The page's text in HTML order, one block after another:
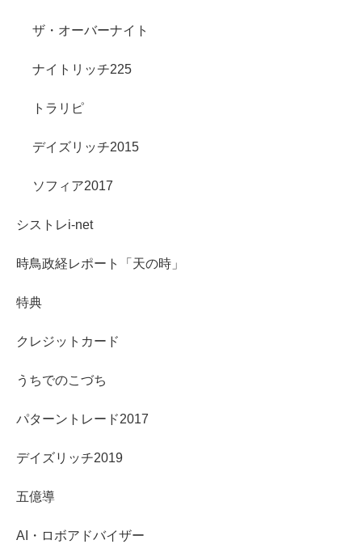
ザ・オーバーナイト
ナイトリッチ225
トラリピ
デイズリッチ2015
ソフィア2017
シストレi-net
時鳥政経レポート「天の時」
特典
クレジットカード
うちでのこづち
パターントレード2017
デイズリッチ2019
五億導
AI・ロボアドバイザー